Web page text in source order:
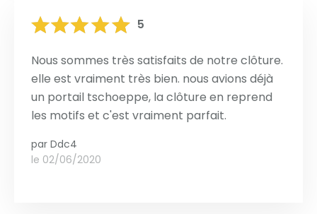
5
Nous sommes très satisfaits de notre clôture.
elle est vraiment très bien. nous avions déjà
un portail tschoeppe, la clôture en reprend
les motifs et c'est vraiment parfait.
par Ddc4
le 02/06/2020